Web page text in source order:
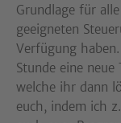
Grundlage für
geeigneten
Verfügung
Stunde eine
welche ihr dann
euch, indem ich